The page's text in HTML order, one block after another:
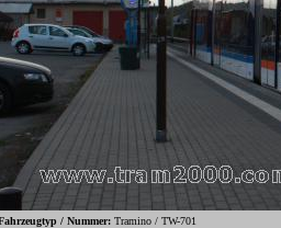
/ Nummer: Tramino / TW-701